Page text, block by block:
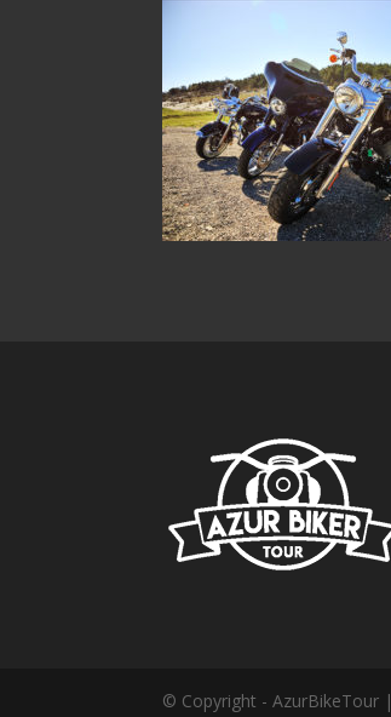
© Copyright - AzurBikeTour |